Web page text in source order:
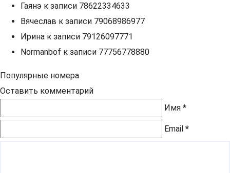
Гаянэ к записи 78622334633
Вячеслав к записи 79068986977
Ирина к записи 79126097771
Normanbof к записи 77756778880
Популярные номера
Оставить комментарий
Имя *
Email *